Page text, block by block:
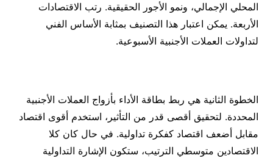
المحلي الإجمالي، ونمو الأجور الحقيقية. رتب الاقتصادات
الأربعة. يمكن اعتبار هذا التصنيف بمثابة الأساس الفني
لتداولات العملات الأجنبية الأسبوعية.
الخطوة الثانية هي ربط بطاقة الأداء بأزواج العملات الأجنبية
المحددة. لتحقيق أقصى قدر من التأثير، استخدم أقوى اقتصاد
مقابل أضعف اقتصاد كفكرة تداولية. في حال كان كلا
الاقتصادين متوسطي الترتيب، ستكون الإشارة التداولية